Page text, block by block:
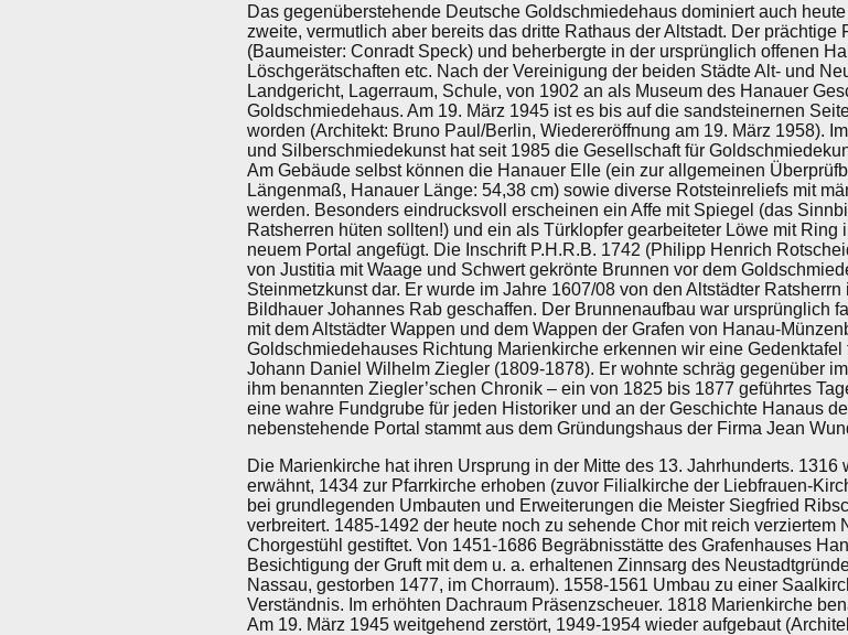
Das gegenüberstehende Deutsche Goldschmiedehaus dominiert auch
zweite, vermutlich aber bereits das dritte Rathaus der Altstadt. Der
(Baumeister: Conradt Speck) und beherbergte in der ursprünglich offenen
Löschgerätschaften etc. Nach der Vereinigung der beiden Städte Alt- und
Landgericht, Lagerraum, Schule, von 1902 an als Museum des Hanauer
Goldschmiedehaus. Am 19. März 1945 ist es bis auf die sandsteinernen
worden (Architekt: Bruno Paul/Berlin, Wiedereröffnung am 19. März 1958).
und Silberschmiedekunst hat seit 1985 die Gesellschaft für
Am Gebäude selbst können die Hanauer Elle (ein zur allgemeinen
Längenmaß, Hanauer Länge: 54,38 cm) sowie diverse Rotsteinreliefs mit
werden. Besonders eindrucksvoll erscheinen ein Affe mit Spiegel (das
Ratsherren hüten sollten!) und ein als Türklopfer gearbeiteter Löwe mit
neuem Portal angefügt. Die Inschrift P.H.R.B. 1742 (Philipp Henrich
von Justitia mit Waage und Schwert gekrönte Brunnen vor dem
Steinmetzkunst dar. Er wurde im Jahre 1607/08 von den Altstädter
Bildhauer Johannes Rab geschaffen. Der Brunnenaufbau war ursprünglich
mit dem Altstädter Wappen und dem Wappen der Grafen von Hanau-
Goldschmiedehauses Richtung Marienkirche erkennen wir eine
Johann Daniel Wilhelm Ziegler (1809-1878). Er wohnte schräg gegenüber
ihm benannten Ziegler’schen Chronik – ein von 1825 bis 1877 geführtes
eine wahre Fundgrube für jeden Historiker und an der Geschichte Hanaus
nebenstehende Portal stammt aus dem Gründungshaus der Firma Jean
Die Marienkirche hat ihren Ursprung in der Mitte des 13. Jahrhunderts.
erwähnt, 1434 zur Pfarrkirche erhoben (zuvor Filialkirche der Liebfrauen-
bei grundlegenden Umbauten und Erweiterungen die Meister Siegfried
verbreitert. 1485-1492 der heute noch zu sehende Chor mit reich
Chorgestühl gestiftet. Von 1451-1686 Begräbnisstätte des Grafenhauses
Besichtigung der Gruft mit dem u. a. erhaltenen Zinnsarg des
Nassau, gestorben 1477, im Chorraum). 1558-1561 Umbau zu einer
Verständnis. Im erhöhten Dachraum Präsenzscheuer. 1818 Marienkirche
Am 19. März 1945 weitgehend zerstört, 1949-1954 wieder aufgebaut